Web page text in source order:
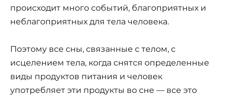
происходит много событий, благоприятных и
неблагоприятных для тела человека.
Поэтому все сны, связанные с телом, с
исцелением тела, когда снятся определенные
виды продуктов питания и человек
употребляет эти продукты во сне — все это